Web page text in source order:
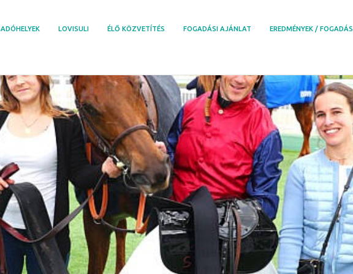
LOVISULI ÉLŐ KÖZVETÍTÉS FOGADÁSI AJÁNLAT EREDMÉNYEK / FOGADÁS